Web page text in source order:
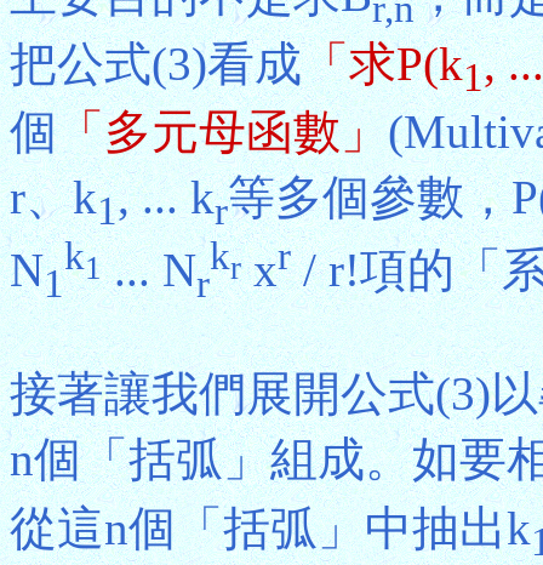
把公式(3)看成「求P(k1,
個「多元母函數」
r、k1, ... kr等多個參數，
N1
k1... Nr
krxr/ r!項的「
接著讓我們展開公式(3)
n個「括弧」組成。如要
從這n個「括弧」中抽出k